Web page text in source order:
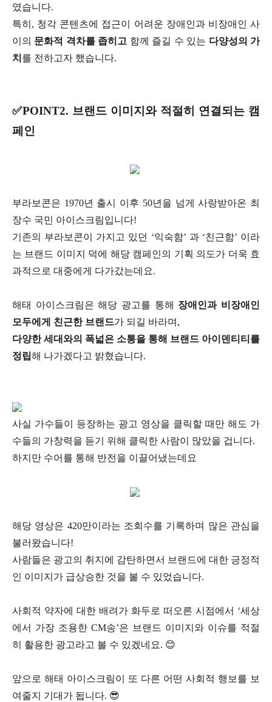
였습니다.
특히, 청각 콘텐츠에 접근이 어려운 장애인과 비장애인 사
이의 문화적 격차를 좁히고 함께 즐길 수 있는 다양성의 가
치 를 전하고자 했습니다.
✅POINT2. 브랜드 이미지와 적절히 연결되는 캠
페인
부라보콘은 1970년 출시 이후 50년을 넘게 사랑받아온 최
장수 국민 아이스크림입니다!
기존의 부라보콘이 가지고 있던 ‘익숙함’ 과 ‘친근함’ 이라
는 브랜드 이미지 덕에 해당 캠페인의 기획 의도가 더욱 효
과적으로 대중에게 다가갔는데요.
해태 아이스크림은 해당 광고를 통해 장애인과 비장애인
모두에게 친근한 브랜드가 되길 바라며,
다양한 세대와의 폭넓은 소통을 통해 브랜드 아이덴티티를
정립해 나가겠다고 밝혔습니다.
사실 가수들이 등장하는 광고 영상을 클릭할 때만 해도 가
수들의 가창력을 듣기 위해 클릭한 사람이 많았을 겁니다.
하지만 수어를 통해 반전을 이끌어냈는데요
해당 영상은 420만이라는 조회수를 기록하며 많은 관심을
불러왔습니다!
사람들은 광고의 취지에 감탄하면서 브랜드에 대한 긍정적
인 이미지가 급상승한 것을 볼 수 있었습니다.
사회적 약자에 대한 배려가 화두로 떠오른 시점에서 ‘세상
에서 가장 조용한 CM송’은 브랜드 이미지와 이슈를 적절
히 활용한 광고라고 볼 수 있겠네요. 😊
앞으로 해태 아이스크림이 또 다른 어떤 사회적 행보를 보
여줄지 기대가 됩니다. 😎